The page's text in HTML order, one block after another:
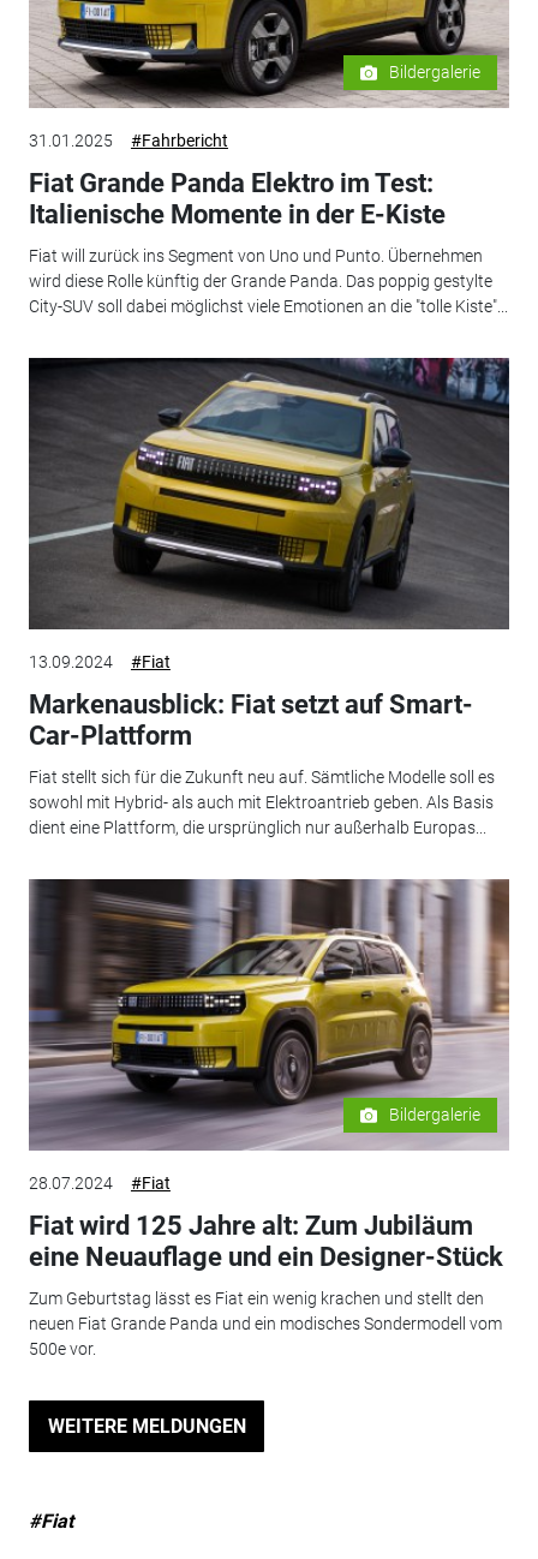
Bildergalerie
31.01.2025 #Fahrbericht
Fiat Grande Panda Elektro im Test:
Italienische Momente in der E-Kiste
Fiat will zurück ins Segment von Uno und Punto. Übernehmen
wird diese Rolle künftig der Grande Panda. Das poppig gestylte
City-SUV soll dabei möglichst viele Emotionen an die "tolle Kiste"...
13.09.2024 #Fiat
Markenausblick: Fiat setzt auf Smart-
Car-Plattform
Fiat stellt sich für die Zukunft neu auf. Sämtliche Modelle soll es
sowohl mit Hybrid- als auch mit Elektroantrieb geben. Als Basis
dient eine Plattform, die ursprünglich nur außerhalb Europas...
Bildergalerie
28.07.2024 #Fiat
Fiat wird 125 Jahre alt: Zum Jubiläum
eine Neuauflage und ein Designer-Stück
Zum Geburtstag lässt es Fiat ein wenig krachen und stellt den
neuen Fiat Grande Panda und ein modisches Sondermodell vom
500e vor.
WEITERE MELDUNGEN
#Fiat